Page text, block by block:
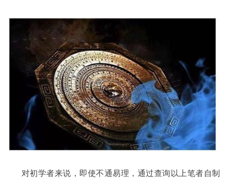
对初学者来说，即使不通易理，通过查询以上笔者自制